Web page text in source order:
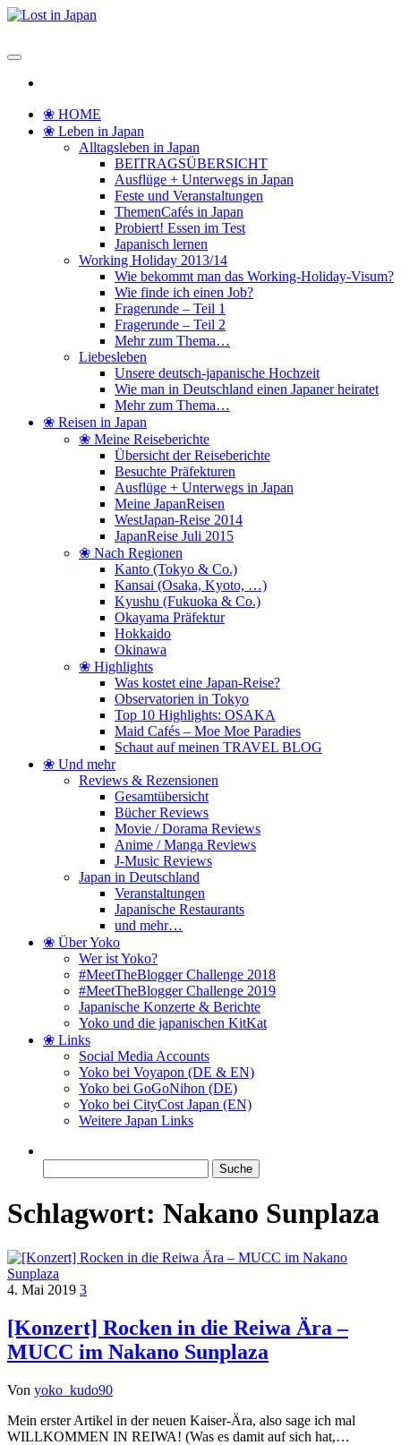
Zum
❀ HOME
❀ Leben in Japan
Alltagsleben in Japan
BEITRAGSÜBERSICHT
Ausflüge + Unterwegs in Japan
Feste und Veranstaltungen
ThemenCafés in Japan
Probiert! Essen im Test
Japanisch lernen
Working Holiday 2013/14
Wie bekommt man das Working-Holiday-Visum?
Wie finde ich einen Job?
Fragerunde – Teil 1
Fragerunde – Teil 2
Mehr zum Thema…
Liebesleben
Unsere deutsch-japanische Hochzeit
Wie man in Deutschland einen Japaner heiratet
Mehr zum Thema…
❀ Reisen in Japan
❀ Meine Reiseberichte
Übersicht der Reiseberichte
Besuchte Präfekturen
Ausflüge + Unterwegs in Japan
Meine JapanReisen
WestJapan-Reise 2014
JapanReise Juli 2015
❀ Nach Regionen
Kanto (Tokyo & Co.)
Kansai (Osaka, Kyoto, …)
Kyushu (Fukuoka & Co.)
Okayama Präfektur
Hokkaido
Okinawa
❀ Highlights
Was kostet eine Japan-Reise?
Observatorien in Tokyo
Top 10 Highlights: OSAKA
Maid Cafés – Moe Moe Paradies
Schaut auf meinen TRAVEL BLOG
❀ Und mehr
Reviews & Rezensionen
Gesamtübersicht
Bücher Reviews
Movie / Dorama Reviews
Anime / Manga Reviews
J-Music Reviews
Japan in Deutschland
Veranstaltungen
Japanische Restaurants
und mehr…
❀ Über Yoko
Wer ist Yoko?
#MeetTheBlogger Challenge 2018
#MeetTheBlogger Challenge 2019
Japanische Konzerte & Berichte
Yoko und die japanischen KitKat
❀ Links
Social Media Accounts
Yoko bei Voyapon (DE & EN)
Yoko bei GoGoNihon (DE)
Yoko bei CityCost Japan (EN)
Weitere Japan Links
nach:
Schlagwort: Nakano Sunplaza
4. Mai 2019 3
[Konzert] Rocken in die Reiwa Ära –
MUCC im Nakano Sunplaza
Von yoko_kudo90
Mein erster Artikel in der neuen Kaiser-Ära, also sage ich mal
WILLKOMMEN IN REIWA! (Was es damit auf sich hat,…